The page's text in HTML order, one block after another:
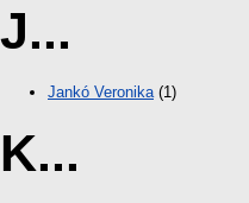
J...
Jankó Veronika(1)
K...